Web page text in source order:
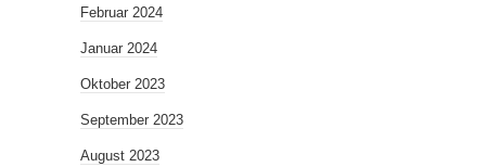
Februar 2024
Januar 2024
Oktober 2023
September 2023
August 2023